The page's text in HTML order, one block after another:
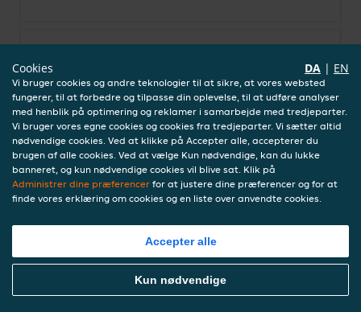
27,95 kr.
inkl. indbetaling (0,00 kr.), 111,80 kr./l, 0,25l
Matilde Original Kakao
Skummetmælk 500 ml
24,95 kr.
Matilde Original Kakao
Skummetmælk 330 ml
Bestil Mad Online
Cookies DA | EN
Vi bruger cookies og andre teknologier til at sikre, at vores websted
fungerer, til at forbedre og tilpasse din oplevelse, til at udføre analyser
med henblik på optimering og reklamer i samarbejde med tredjeparter.
Vi bruger vores egne cookies og cookies fra tredjeparter. Vi sætter altid
nødvendige cookies. Ved at klikke på Accepter alle, accepterer du
brugen af alle cookies. Ved at vælge Kun nødvendige, kan du lukke
banneret, og kun nødvendige cookies vil blive sat. Klik på
Administrer dine præferencer for at justere dine præferencer og for at
finde vores erklæring om cookies og en liste over anvendte cookies.
Accepter alle
Kun nødvendige